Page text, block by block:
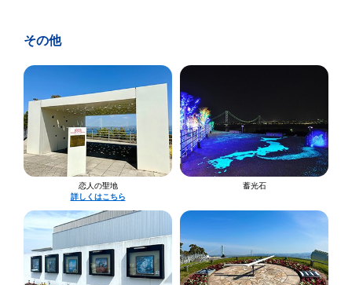
その他
恋人の聖地
詳しくはこちら
蓄光石